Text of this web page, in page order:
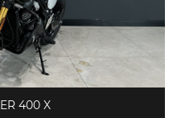
400 X